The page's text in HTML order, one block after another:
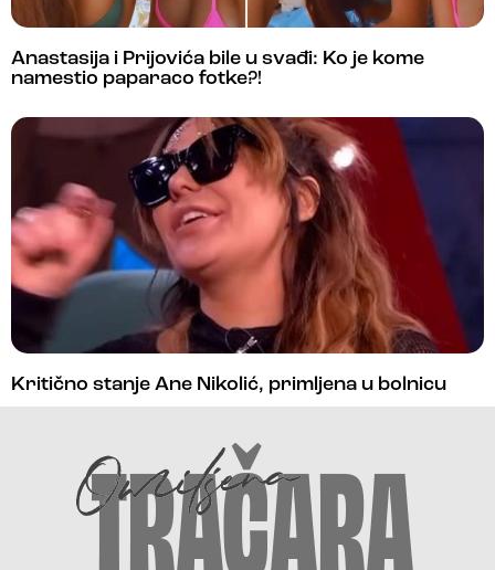
Anastasija i Prijovića bile u svađi: Ko je kome
namestio paparaco fotke?!
Kritično stanje Ane Nikolić, primljena u bolnicu